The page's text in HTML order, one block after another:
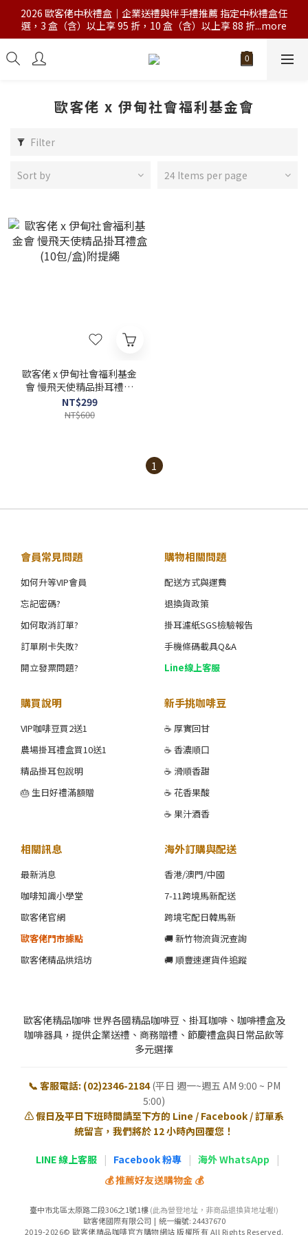
2026 歐客佬中秋禮盒｜企業送禮與伴手禮推薦 指定中秋禮盒任
選，3 盒（含）以上享 95 折，10 盒（含）以上享 88 折...more
歐客佬 x 伊甸社會福利基金會
Filter
Sort by 24 Items per page
歐客佬 x 伊甸社會福利基金
會 慢飛天使精品掛耳禮盒
(10包/盒)附提繩
NT$299
NT$600
1
會員常見問題
如何升等VIP會員
忘記密碼?
如何取消訂單?
訂單刷卡失敗?
開立發票問題?
購物相關問題
配送方式與運費
退換貨政策
掛耳濾紙SGS檢驗報告
手機條碼載具Q&A
Line線上客服
購買說明
VIP咖啡豆買2送1
農場掛耳禮盒買10送1
精品掛耳包說明
🎂 生日好禮滿額贈
新手挑咖啡豆
☕ 厚實回甘
☕ 香濃順口
☕ 滑順香甜
☕ 花香果酸
☕ 果汁酒香
相關訊息
最新消息
咖啡知識小學堂
歐客佬官網
歐客佬門市據點
歐客佬精品烘焙坊
海外訂購與配送
香港/澳門/中國
7-11跨境馬新配送
跨境宅配日韓馬新
🚚 新竹物流貨況查詢
🚚 順豐速運貨件追蹤
歐客佬精品咖啡 世界各國精品咖啡豆、掛耳咖啡、咖啡禮盒及
咖啡器具，提供企業送禮、商務贈禮、節慶禮盒與日常品飲等
多元選擇
📞 客服電話: (02)2346-2184 (平日 週一~週五 AM 9:00 ~ PM
5:00)
⚠️ 假日及平日下班時間請至下方的 Line / Facebook / 訂單系
統留言，我們將於 12 小時內回覆您！
LINE 線上客服 | Facebook 粉專 | 海外 WhatsApp
|
💰 推薦好友送購物金 💰
臺中市北區太原路二段306之1號1樓(此為營登地址，非商品退換貨地址喔!)
歐客佬國際有限公司 | 統一編號: 24437670
2019-2026© 歐客佬精品咖啡官方購物網站 版權所有 All Rights Reserved.